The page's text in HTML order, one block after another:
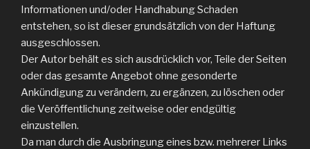
Informationen und/oder Handhabung Schaden
entstehen, so ist dieser grundsätzlich von der Haftung
ausgeschlossen.
Der Autor behält es sich ausdrücklich vor, Teile der Seiten
oder das gesamte Angebot ohne gesonderte
Ankündigung zu verändern, zu ergänzen, zu löschen oder
die Veröffentlichung zeitweise oder endgültig
einzustellen.
Da man durch die Ausbringung eines bzw. mehrerer Links